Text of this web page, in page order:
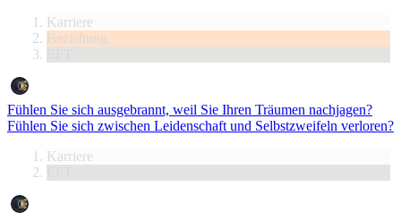
Karriere
Beziehung
Fühlen Sie sich ausgebrannt, weil Sie Ihren Träumen nachjagen?
Fühlen Sie sich zwischen Leidenschaft und Selbstzweifeln verloren?
Karriere